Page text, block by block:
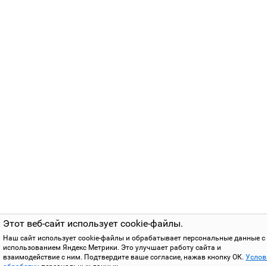
Этот веб-сайт использует cookie-файлы.
Наш сайт использует cookie-файлы и обрабатывает персональные данные с
использованием Яндекс Метрики. Это улучшает работу сайта и
взаимодействие с ним. Подтвердите ваше согласие, нажав кнопку ОК.